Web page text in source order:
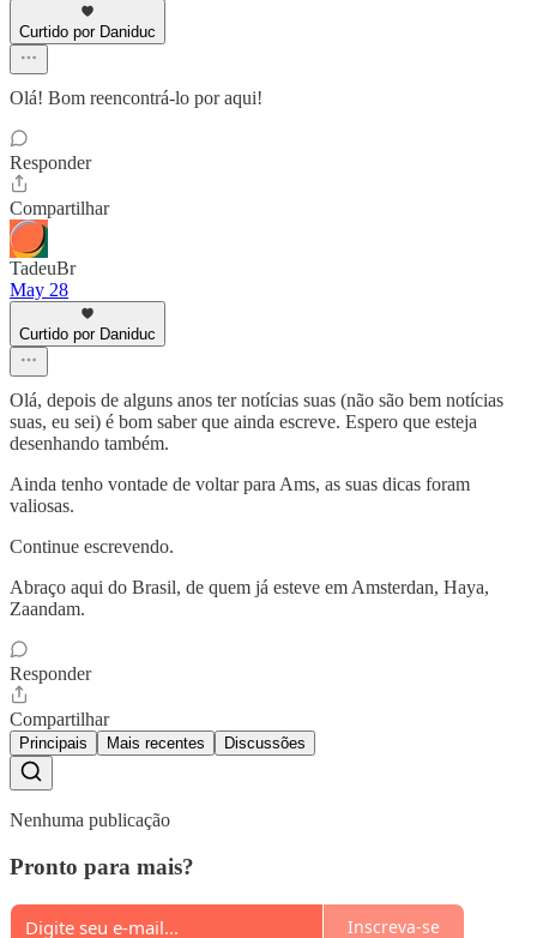
Curtido por Daniduc
Olá! Bom reencontrá-lo por aqui!
Responder
Compartilhar
TadeuBr
May 28
Curtido por Daniduc
Olá, depois de alguns anos ter notícias suas (não são bem notícias
suas, eu sei) é bom saber que ainda escreve. Espero que esteja
desenhando também.
Ainda tenho vontade de voltar para Ams, as suas dicas foram
valiosas.
Continue escrevendo.
Abraço aqui do Brasil, de quem já esteve em Amsterdan, Haya,
Zaandam.
Responder
Compartilhar
Principais Mais recentes Discussões
Nenhuma publicação
Pronto para mais?
Inscreva-se